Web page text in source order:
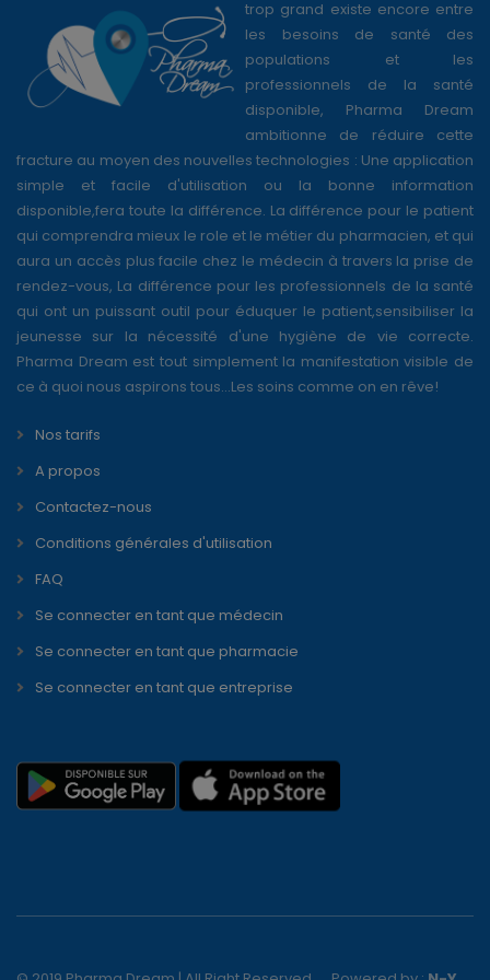
trop grand existe encore entre
les besoins de santé des
populations et les
professionnels de la santé
disponible, Pharma Dream
ambitionne de réduire cette
fracture au moyen des nouvelles technologies : Une application
simple et facile d'utilisation ou la bonne information
disponible,fera toute la différence. La différence pour le patient
qui comprendra mieux le role et le métier du pharmacien, et qui
aura un accès plus facile chez le médecin à travers la prise de
rendez-vous, La différence pour les professionnels de la santé
qui ont un puissant outil pour éduquer le patient,sensibiliser la
jeunesse sur la nécessité d'une hygiène de vie correcte.
Pharma Dream est tout simplement la manifestation visible de
ce à quoi nous aspirons tous...Les soins comme on en rêve!
Nos tarifs
A propos
Contactez-nous
Conditions générales d'utilisation
FAQ
Se connecter en tant que médecin
Se connecter en tant que pharmacie
Se connecter en tant que entreprise